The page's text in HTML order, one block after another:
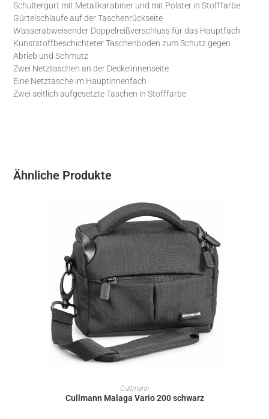
Schultergurt mit Metallkarabiner und mit Polster in Stofffarbe
Gürtelschlaufe auf der Taschenrückseite
Wasserabweisender Doppelreißverschluss für das Hauptfach
Kunststoffbeschichteter Taschenboden zum Schutz gegen
Abrieb und Schmutz
Zwei Netztaschen an der Deckelinnenseite
Eine Netztasche im Hauptinnenfach
Zwei seitlich aufgesetzte Taschen in Stofffarbe
Ähnliche Produkte
IN DEN WARENKORB
Cullmann
Cullmann Malaga Vario 200 schwarz